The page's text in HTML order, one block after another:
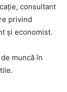
consultant
privind
și economist.
muncă în